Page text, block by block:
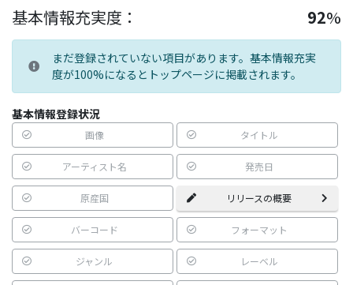
基本情報充実度： 92%
まだ登録されていない項目があります。基本情報充実
度が100%になるとトップページに掲載されます。
基本情報登録状況
画像 タイトル
アーティスト名 発売日
原産国 リリースの概要
バーコード フォーマット
ジャンル レーベル